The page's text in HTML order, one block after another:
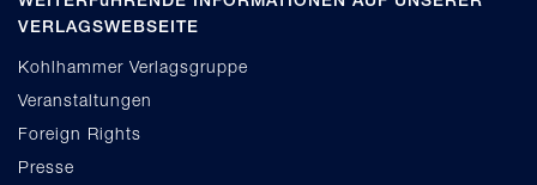
VERLAGSWEBSEITE
Kohlhammer Verlagsgruppe
Veranstaltungen
Foreign Rights
Presse